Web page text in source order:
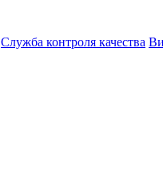
Служба контроля качества